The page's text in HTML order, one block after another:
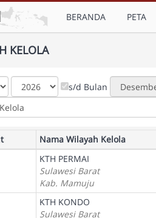
BERANDA PETA
KELOLA
s/d Bulan
Nama Wilayah Kelola
KTH PERMAI
Sulawesi Barat
Kab. Mamuju
KTH KONDO
Sulawesi Barat